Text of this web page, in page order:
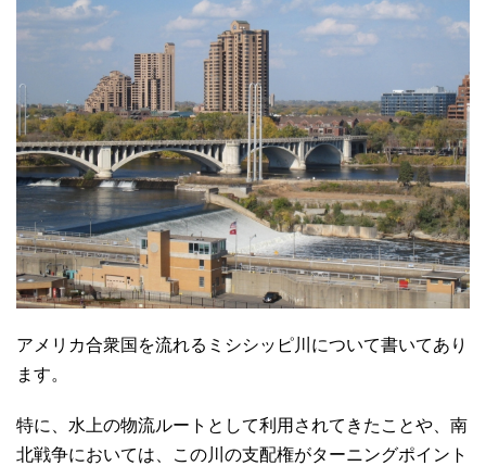
アメリカ合衆国を流れるミシシッピ川について書いてあり
ます。
特に、水上の物流ルートとして利用されてきたことや、南
北戦争においては、この川の支配権がターニングポイント